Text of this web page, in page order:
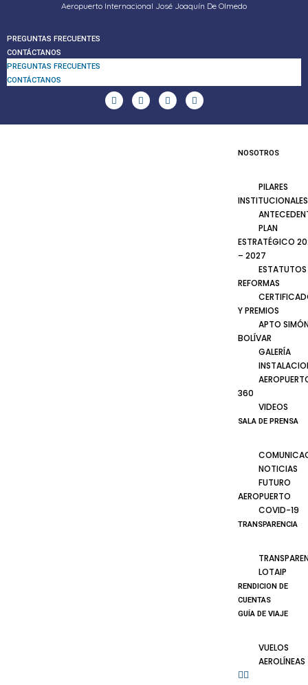
Aeropuerto Internacional José Joaquín De Olmedo
PREGUNTAS FRECUENTES
CONTÁCTANOS
PREGUNTAS FRECUENTES
CONTÁCTANOS
NOSOTROS
PILARES
INSTITUCIONALES
PLAN
ESTRATÉGICO
– 2027
ESTATUTOS
REFORMAS
Y PREMIOS
APTO
BOLÍVAR
GALERÍA
360
VIDEOS
SALA DE PRENSA
NOTICIAS
FUTURO
AEROPUERTO
COVID-19
TRANSPARENCIA
LOTAIP
RENDICION DE
CUENTAS
GUÍA DE VIAJE
VUELOS
AEROLÍNEAS